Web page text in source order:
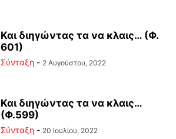
Και διηγώντας τα να κλαις… (Φ.
601)
Σύνταξη - 2 Αυγούστου, 2022
Και διηγώντας τα να κλαις…
(Φ.599)
Σύνταξη - 20 Ιουλίου, 2022